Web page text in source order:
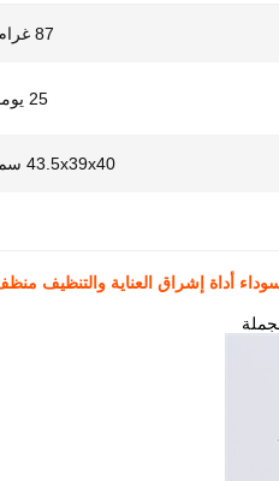
87 غرام
25 يوما
43.5x39x40 سم
أداة إشراق العناية والتنظيف